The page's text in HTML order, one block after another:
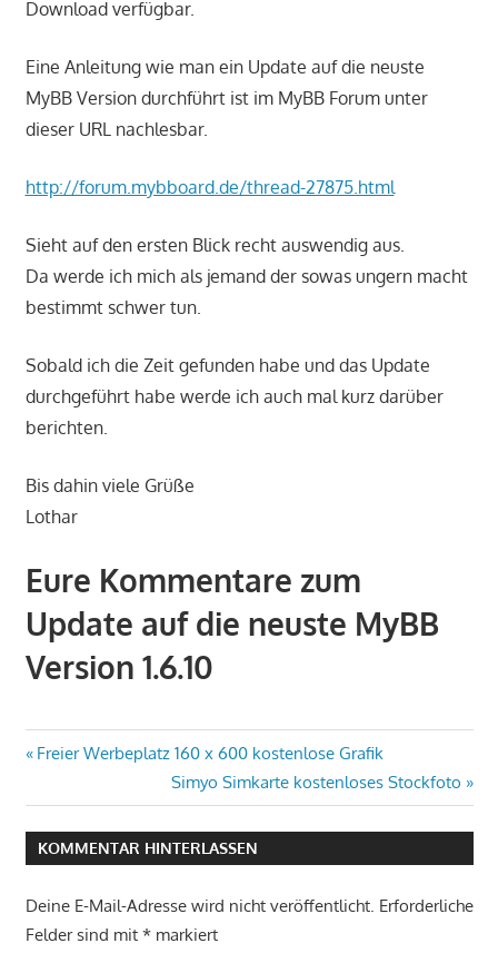
Download verfügbar.
Eine Anleitung wie man ein Update auf die neuste
MyBB Version durchführt ist im MyBB Forum unter
dieser URL nachlesbar.
http://forum.mybboard.de/thread-27875.html
Sieht auf den ersten Blick recht auswendig aus.
Da werde ich mich als jemand der sowas ungern macht
bestimmt schwer tun.
Sobald ich die Zeit gefunden habe und das Update
durchgeführt habe werde ich auch mal kurz darüber
berichten.
Bis dahin viele Grüße
Lothar
Eure Kommentare zum
Update auf die neuste MyBB
Version 1.6.10
Beitragsnavigation
Vorheriger
Freier Werbeplatz 160 x 600 kostenlose Grafik
Nächster
Beitrag:
Simyo Simkarte kostenloses Stockfoto
KOMMENTAR HINTERLASSEN
Deine E-Mail-Adresse wird nicht veröffentlicht. Erforderliche
Felder sind mit *markiert